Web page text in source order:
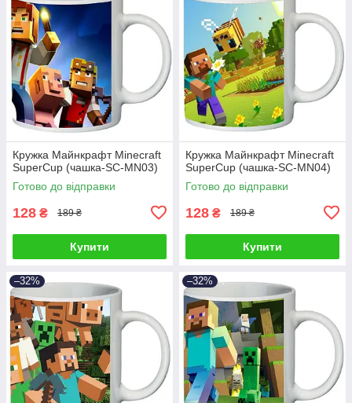
Кружка Майнкрафт Minecraft
SuperCup (чашка-SC-MN03)
Готово до відправки
128 ₴ 189 ₴
Купити
Кружка Майнкрафт Minecraft
SuperCup (чашка-SC-MN04)
Готово до відправки
128 ₴ 189 ₴
Купити
–32% –32%